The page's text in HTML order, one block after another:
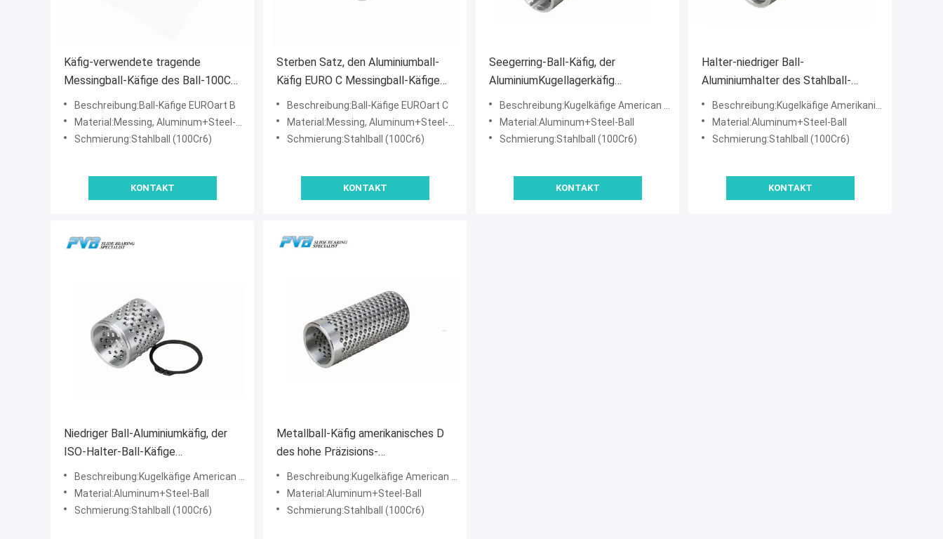
Käfig-verwendete tragende
Messingball-Käfige des Ball-100Cr6
EUROart B Werkzeug-Industrie
Beschreibung:Ball-Käfige EUROart B
Material:Messing, Aluminum+Steel-Ball
Schmierung:Stahlball (100Cr6)
KONTAKT
Sterben Satz, den Aluminiumball-
Käfig EURO C Messingball-Käfige
SCHREIBEN
Beschreibung:Ball-Käfige EUROart C
Material:Messing, Aluminum+Steel-Ball
Schmierung:Stahlball (100Cr6)
KONTAKT
Seegerring-Ball-Käfig, der
AluminiumKugellagerkäfig
amerikanisches A trägt
Beschreibung:Kugelkäfige American Type A
Material:Aluminum+Steel-Ball
Schmierung:Stahlball (100Cr6)
KONTAKT
Halter-niedriger Ball-
Aluminiumhalter des Stahlball-
100Cr6, der amerikanische Zoll-Art
B trägt
Beschreibung:Kugelkäfige Amerikanischer Zoll Typ B
Material:Aluminum+Steel-Ball
Schmierung:Stahlball (100Cr6)
KONTAKT
Niedriger Ball-Aluminiumkäfig, der
ISO-Halter-Ball-Käfige
amerikanisches C trägt
Beschreibung:Kugelkäfige American Type C
Material:Aluminum+Steel-Ball
Schmierung:Stahlball (100Cr6)
Metallball-Käfig amerikanisches D
des hohe Präzisions-
Kugellagerkäfig-Käfig-100Cr6
Beschreibung:Kugelkäfige American Type D
Material:Aluminum+Steel-Ball
Schmierung:Stahlball (100Cr6)